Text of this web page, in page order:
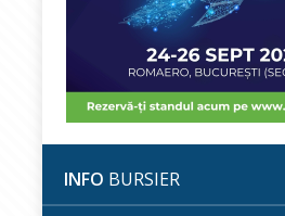
INFO BURSIER